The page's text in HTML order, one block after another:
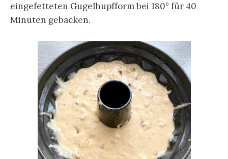
eingefetteten Gugelhupfform bei 180° für 40
Minuten gebacken.